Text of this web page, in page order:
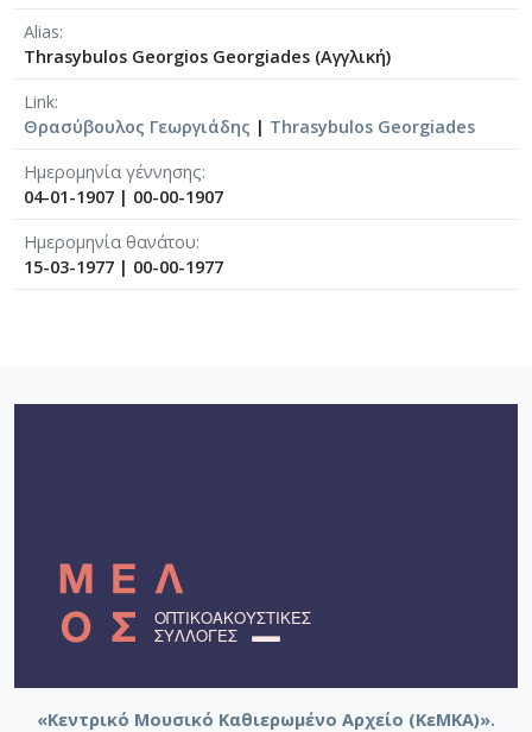
Alias
Thrasybulos Georgios Georgiades (Αγγλική)
Link
Θρασύβουλος Γεωργιάδης | Thrasybulos Georgiades
Ημερομηνία γέννησης
04-01-1907 | 00-00-1907
Ημερομηνία θανάτου
15-03-1977 | 00-00-1977
«Κεντρικό Μουσικό Καθιερωμένο Αρχείο (ΚεΜΚΑ)».